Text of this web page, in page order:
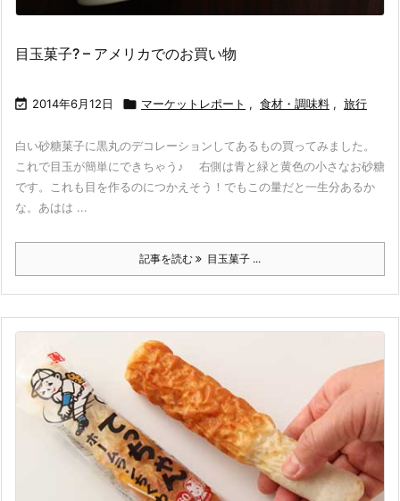
目玉菓子? – アメリカでのお買い物
 2014年6月12日  マーケットレポート , 食材・調味料 , 旅行
白い砂糖菓子に黒丸のデコレーションしてあるもの買ってみました。
これで目玉が簡単にできちゃう♪ 右側は青と緑と黄色の小さなお砂糖
です。これも目を作るのにつかえそう！でもこの量だと一生分あるか
な。あはは ...
記事を読む 目玉菓子 ...